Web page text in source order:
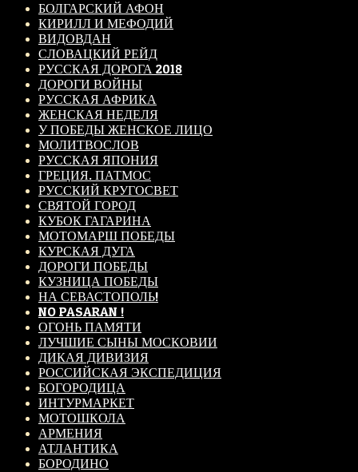
БОЛГАРСКИЙ АФОН
КИРИЛЛ И МЕФОДИЙ
ВИДОВДАН
СЛОВАЦКИЙ РЕЙД
РУССКАЯ ДОРОГА 2018
ДОРОГИ ВОЙНЫ
РУССКАЯ АФРИКА
ЖЕНСКАЯ НЕДЕЛЯ
У ПОБЕДЫ ЖЕНСКОЕ ЛИЦО
МОЛИТВОСЛОВ
РУССКАЯ ЯПОНИЯ
ГРЕЦИЯ. ПАТМОС
РУССКИЙ КРУГОСВЕТ
СВЯТОЙ ГОРОД
КУБОК ГАГАРИНА
МОТОМАРШ ПОБЕДЫ
КУРСКАЯ ДУГА
ДОРОГИ ПОБЕДЫ
КУЗНИЦА ПОБЕДЫ
НА СЕВАСТОПОЛЬ!
NO PASARAN !
ОГОНЬ ПАМЯТИ
ЛУЧШИЕ СЫНЫ МОСКОВИИ
ДИКАЯ ДИВИЗИЯ
РОССИЙСКАЯ ЭКСПЕДИЦИЯ
БОГОРОДИЦА
ИНТУРМАРКЕТ
МОТОШКОЛА
АРМЕНИЯ
АТЛАНТИКА
БОРОДИНО